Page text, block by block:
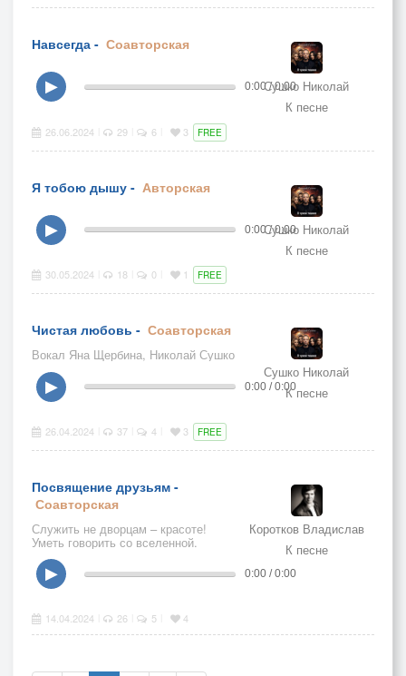
Навсегда - Соавторская
Сушко Николай
К песне
▶ 0:00 / 0:00
26.06.2024 29 6 3 FREE
Я тобою дышу - Авторская
Сушко Николай
К песне
▶ 0:00 / 0:00
30.05.2024 18 0 1 FREE
Чистая любовь - Соавторская
Вокал Яна Щербина, Николай Сушко
Сушко Николай
К песне
▶ 0:00 / 0:00
26.04.2024 37 4 3 FREE
Посвящение друзьям -
Соавторская
Служить не дворцам – красоте!
Уметь говорить со вселенной.
Коротков Владислав
К песне
▶ 0:00 / 0:00
14.04.2024 26 5 4